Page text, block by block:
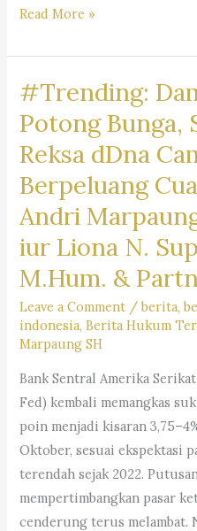
Mengapa
Pengacara
Mahal
Kantor
Hukum
Dr.
Iur
Liona
N.
Supriatna.,
S.H.,
M.Hum.
–
Andri
Marpaung,
S.H.
M.H.&
Partners
Read More »
#Trending:
Potong Bunga,
Reksa dDna
Berpeluang
Andri
iur Liona N.
M.Hum. &
Leave a Comment /berita,
indonesia,Berita Hukum
Marpaung SH
Bank Sentral Amerika
Fed) kembali memangkas
poin menjadi kisaran
Oktober, sesuai ekspektasi
terendah sejak 2022.
mempertimbangkan pasar
cenderung terus melambat.